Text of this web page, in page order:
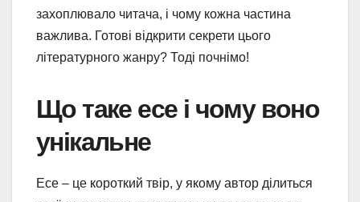
захоплювало читача, і чому кожна частина
важлива. Готові відкрити секрети цього
літературного жанру? Тоді почнімо!
Що таке есе і чому воно
унікальне
Есе – це короткий твір, у якому автор ділиться